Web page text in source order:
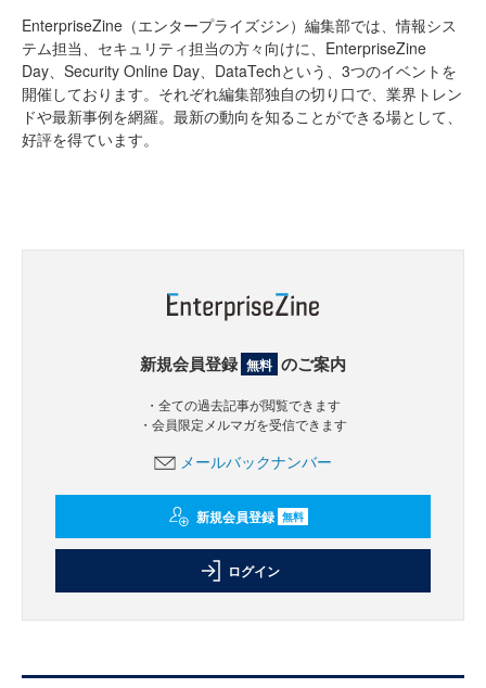
EnterpriseZine（エンタープライズジン）編集部では、情報シス
テム担当、セキュリティ担当の方々向けに、EnterpriseZine
Day、Security Online Day、DataTechという、3つのイベントを
開催しております。それぞれ編集部独自の切り口で、業界トレン
ドや最新事例を網羅。最新の動向を知ることができる場として、
好評を得ています。
新規会員登録 無料 のご案内
・全ての過去記事が閲覧できます
・会員限定メルマガを受信できます
メールバックナンバー
新規会員登録 無料
ログイン